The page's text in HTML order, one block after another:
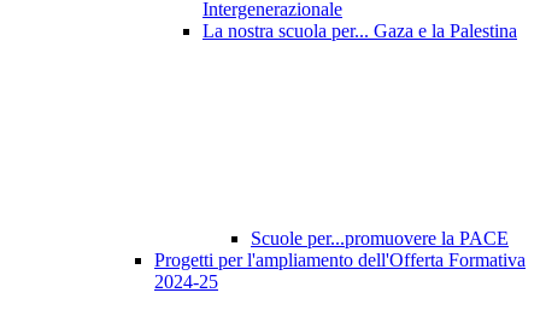
Intergenerazionale
La nostra scuola per... Gaza e la Palestina
Scuole per...promuovere la PACE
Progetti per l'ampliamento dell'Offerta Formativa
2024-25